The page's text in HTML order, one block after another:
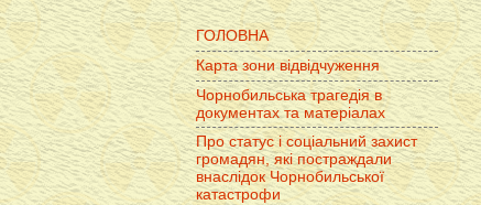
ГОЛОВНА
Карта зони відвідчуження
Чорнобильська трагедія в
документах та матеріалах
Про статус і соціальний захист
громадян, які постраждали
внаслідок Чорнобильської
катастрофи